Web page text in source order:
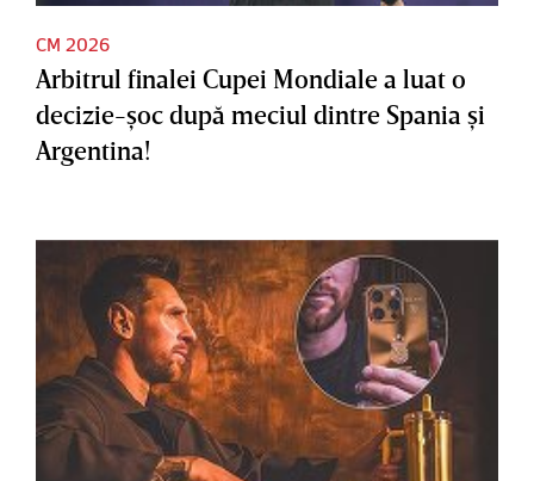
CM 2026
Arbitrul finalei Cupei Mondiale a luat o
decizie-şoc după meciul dintre Spania şi
Argentina!